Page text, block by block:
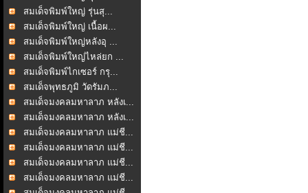
สมเด็จพิมพ์ใหญ่ รุ่นสุ...
สมเด็จพิมพ์ใหญ่ เนื้อผ...
สมเด็จพิมพ์ใหญ่หลังอุ ...
สมเด็จพิมพ์ใหญ่ไหล่ยก ...
สมเด็จพิมพ์ไกเซอร์ กรุ...
สมเด็จพุทธภูมิ วัดรัมภ...
สมเด็จมงคลมหาลาภ หลังเ...
สมเด็จมงคลมหาลาภ หลังเ...
สมเด็จมงคลมหาลาภ แม่ชี...
สมเด็จมงคลมหาลาภ แม่ชี...
สมเด็จมงคลมหาลาภ แม่ชี...
สมเด็จมงคลมหาลาภ แม่ชี...